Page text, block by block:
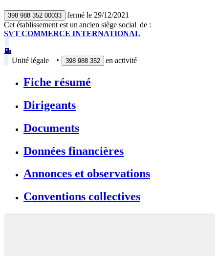
398 988 352 00033 fermé le 29/12/2021
Cet établissement est un ancien siège social de :
SVT COMMERCE INTERNATIONAL
Unité légale ‣ 398 988 352 en activité
Fiche résumé
Dirigeants
Documents
Données financières
Annonces et observations
Conventions collectives